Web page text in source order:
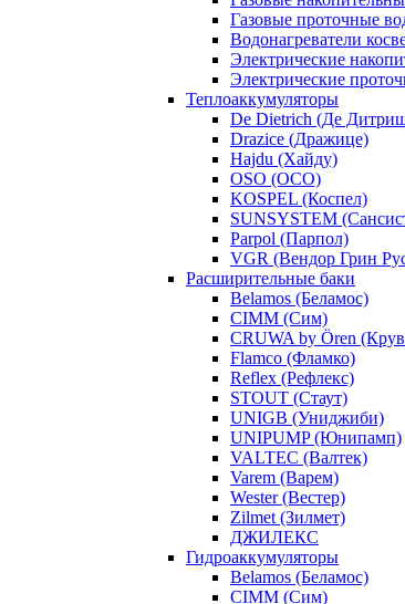
Газовые проточные
Водонагреватели
Электрические
Электрические
Теплоаккумуляторы
De Dietrich (Де
Drazice (Дражице)
Hajdu (Хайду)
OSO (ОСО)
KOSPEL (Коспел)
SUNSYSTEM
Parpol (Парпол)
VGR (Вендор Грин
Расширительные баки
Belamos (Беламос)
CIMM (Сим)
CRUWA by Ören
Flamco (Фламко)
Reflex (Рефлекс)
STOUT (Стаут)
UNIGB (Униджиби)
UNIPUMP (Юнипамп)
VALTEC (Валтек)
Varem (Варем)
Wester (Вестер)
Zilmet (Зилмет)
ДЖИЛЕКС
Гидроаккумуляторы
Belamos (Беламос)
CIMM (Сим)